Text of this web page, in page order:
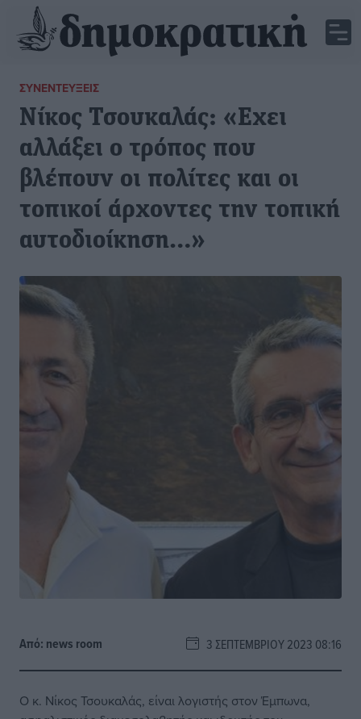
ΣΥΝΕΝΤΕΎΞΕΙΣ
Νίκος Τσουκαλάς: «Εχει
αλλάξει ο τρόπος που
βλέπουν οι πολίτες και οι
τοπικοί άρχοντες την τοπική
αυτοδιοίκηση…»
Από: news room 3 ΣΕΠΤΕΜΒΡΊΟΥ 2023 08:16
Ο κ. Νίκος Τσουκαλάς, είναι λογιστής στον Έμπωνα,